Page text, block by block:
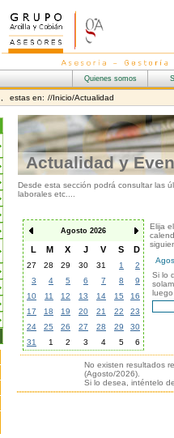
estas en: //Inicio/Actualidad
Actualidad y
Desde esta sección podrá consultar las
laborales etc....
Agosto 2026
L M X J V S D
27 28 29 30 31 1
2
3
4 5 6 7 8
9
10
11 12 13 14 15
16
17
18 19 20 21 22
23
24
25 26 27 28 29
30
31
1 2 3 4 5 6
Elija
Si lo
No existen resultados
(Agosto/2026).
Si lo desea, inténtelo